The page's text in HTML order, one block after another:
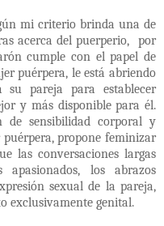
mi criterio brinda una de
acerca del puerperio,
por
cumple con el papel de
puérpera, le está abriendo
su pareja para establecer
y más disponible para él.
sensibilidad corporal y
propone feminizar
las conversaciones largas
apasionados, los abrazos
sexual de la pareja,
exclusivamente genital.